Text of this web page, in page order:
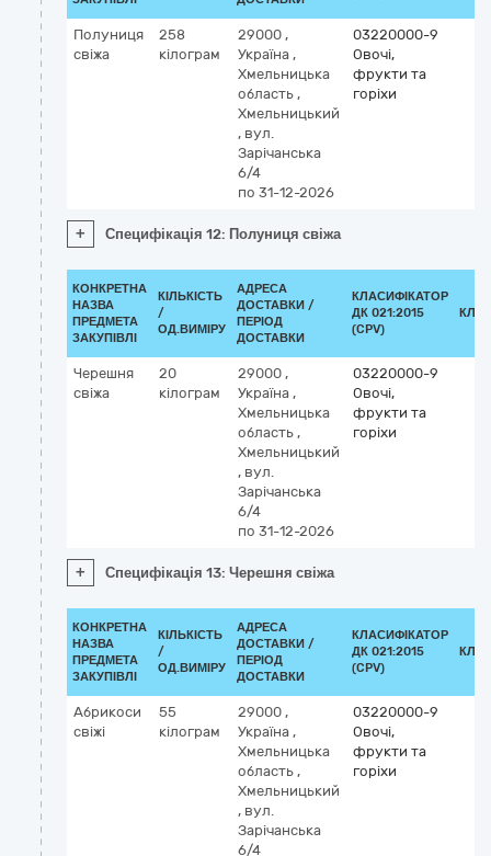
Полуниця
свіжа
258
кілограм
29000 ,
Україна ,
Хмельницька
область ,
Хмельницький
, вул.
Зарічанська
6/4
по 31-12-2026
03220000-9
Овочі,
фрукти та
горіхи
+ Специфікація 12: Полуниця свіжа
КОНКРЕТНА
НАЗВА
ПРЕДМЕТА
ЗАКУПІВЛІ
КІЛЬКІСТЬ
/
ОД.ВИМІРУ
АДРЕСА
ДОСТАВКИ /
ПЕРІОД
ДОСТАВКИ
КЛАСИФІКАТОР
ДК 021:2015
(CPV)
Черешня
свіжа
20
кілограм
29000 ,
Україна ,
Хмельницька
область ,
Хмельницький
, вул.
Зарічанська
6/4
по 31-12-2026
03220000-9
Овочі,
фрукти та
горіхи
+ Специфікація 13: Черешня свіжа
КОНКРЕТНА
НАЗВА
ПРЕДМЕТА
ЗАКУПІВЛІ
КІЛЬКІСТЬ
/
ОД.ВИМІРУ
АДРЕСА
ДОСТАВКИ /
ПЕРІОД
ДОСТАВКИ
КЛАСИФІКАТОР
ДК 021:2015
(CPV)
Абрикоси
свіжі
55
кілограм
29000 ,
Україна ,
Хмельницька
область ,
Хмельницький
, вул.
Зарічанська
6/4
03220000-9
Овочі,
фрукти та
горіхи